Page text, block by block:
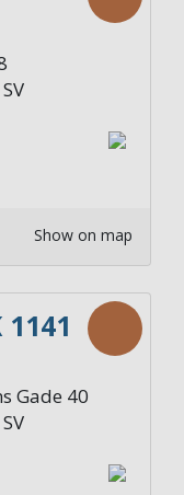
Show on map
Gade 40